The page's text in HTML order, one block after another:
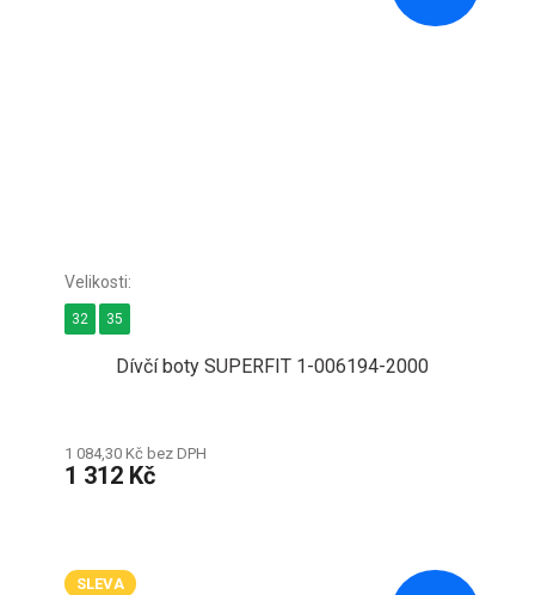
Dívčí boty SUPERFIT 1-006194-2000
1 084,30 Kč bez DPH
1 312 Kč
32 35
SLEVA